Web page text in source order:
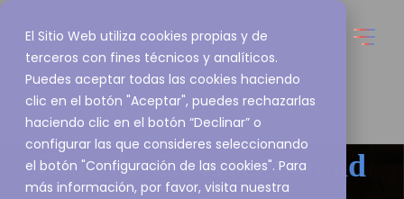
El Sitio Web utiliza cookies propias y de
terceros con fines técnicos y analíticos.
Puedes aceptar todas las cookies haciendo
clic en el botón "Aceptar", puedes rechazarlas
haciendo clic en el botón “Declinar” o
configurar las que consideres seleccionando
el botón "Configuración de las cookies". Para
más información, por favor, visita nuestra
Blog deCiberseguridad